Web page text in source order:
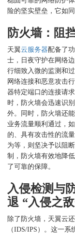
险的坚实壁垒，它如
防火墙：阻
天翼云服务器配备了
士，日夜守护在网络
行细致入微的监测和
网络连接和恶意攻击
器特定端口的连接请
时，防火墙会迅速识
外。同时，防火墙还
业务流量顺利通过，
的、具有攻击性的流
为等，则坚决予以阻
制，防火墙有效地降
了可靠的保障。
入侵检测与
退 “入侵之
除了防火墙，天翼云
（IDS/IPS）。这一系